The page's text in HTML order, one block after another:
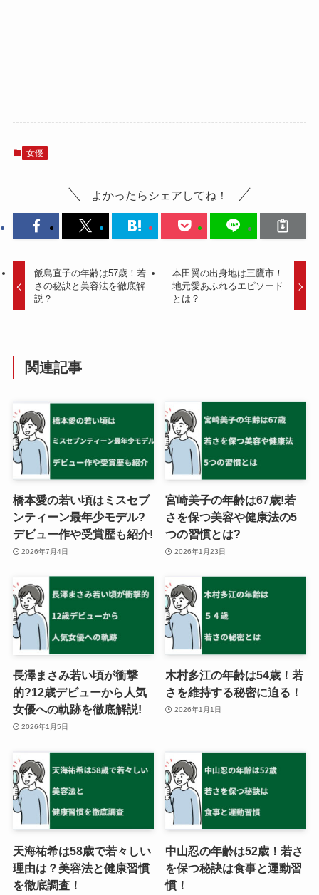
女優
よかったらシェアしてね！
飯島直子の年齢は57歳！若
さの秘訣と美容法を徹底解
説？
本田翼の出身地は三鷹市！
地元愛あふれるエピソード
とは？
関連記事
橋本愛の若い頃はミスセブ
ンティーン最年少モデル?
デビュー作や受賞歴も紹介!
2026年7月4日
宮崎美子の年齢は67歳!若
さを保つ美容や健康法の5
つの習慣とは?
2026年1月23日
長澤まさみ若い頃が衝撃
的?12歳デビューから人気
女優への軌跡を徹底解説!
2026年1月5日
木村多江の年齢は54歳！若
さを維持する秘密に迫る！
2026年1月1日
天海祐希は58歳で若々しい
理由は？美容法と健康習慣
を徹底調査！
中山忍の年齢は52歳！若さ
を保つ秘訣は食事と運動習
慣！